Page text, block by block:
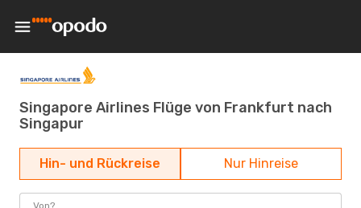
Singapore Airlines Flüge von Frankfurt nach
Singapur
Hin- und Rückreise Nur Hinreise
Von?